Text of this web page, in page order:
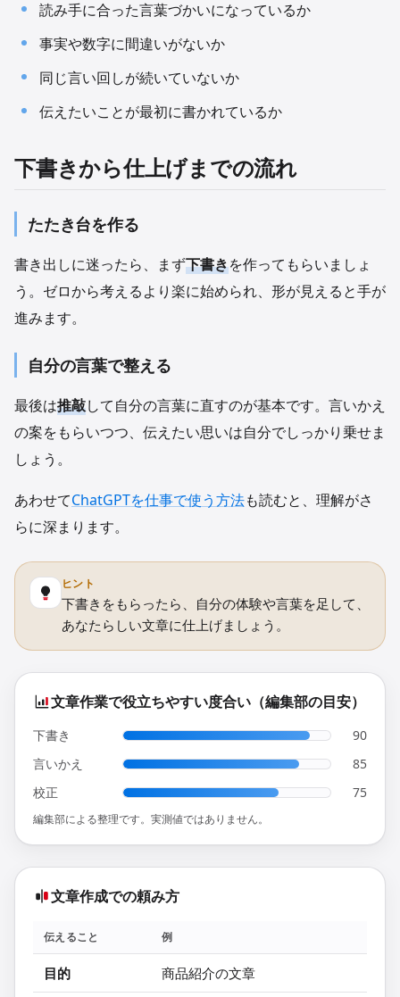
読み手に合った言葉づかいになっているか
事実や数字に間違いがないか
同じ言い回しが続いていないか
伝えたいことが最初に書かれているか
下書きから仕上げまでの流れ
たたき台を作る
書き出しに迷ったら、まず下書きを作ってもらいましょ
う。ゼロから考えるより楽に始められ、形が見えると手が
進みます。
自分の言葉で整える
最後は推敲して自分の言葉に直すのが基本です。言いかえ
の案をもらいつつ、伝えたい思いは自分でしっかり乗せま
しょう。
あわせてChatGPTを仕事で使う方法も読むと、理解がさ
らに深まります。
ヒント
下書きをもらったら、自分の体験や言葉を足して、
あなたらしい文章に仕上げましょう。
文章作業で役立ちやすい度合い（編集部の目安）
下書き
90
言いかえ
85
校正
75
編集部による整理です。実測値ではありません。
文章作成での頼み方
伝えること 例
目的 商品紹介の文章